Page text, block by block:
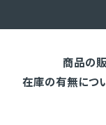
商品の
在庫の有無につ